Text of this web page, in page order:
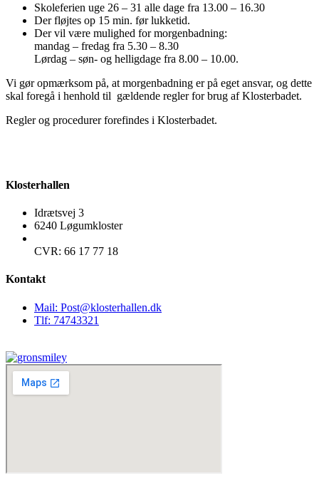
Skoleferien uge 26 – 31 alle dage fra 13.00 – 16.30
Der fløjtes op 15 min. før lukketid.
Der vil være mulighed for morgenbadning:
mandag – fredag fra 5.30 – 8.30
Lørdag – søn- og helligdage fra 8.00 – 10.00.
Vi gør opmærksom på, at morgenbadning er på eget ansvar, og dette
skal foregå i henhold til gældende regler for brug af Klosterbadet.
Regler og procedurer forefindes i Klosterbadet.
Klosterhallen
Idrætsvej 3
6240 Løgumkloster
CVR: 66 17 77 18
Kontakt
Mail: Post@klosterhallen.dk
Tlf: 74743321